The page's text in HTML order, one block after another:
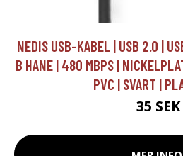
NEDIS USB-KABEL | USB 2.0 |
B HANE | 480 MBPS |
PVC | SVART |
35 SEK